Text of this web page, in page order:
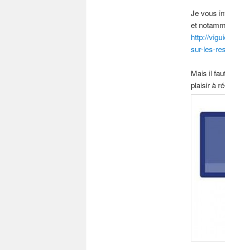
Je vous
et
http://
sur-les-
Mais il
plaisir à